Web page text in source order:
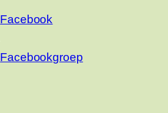
Facebook
Facebookgroep